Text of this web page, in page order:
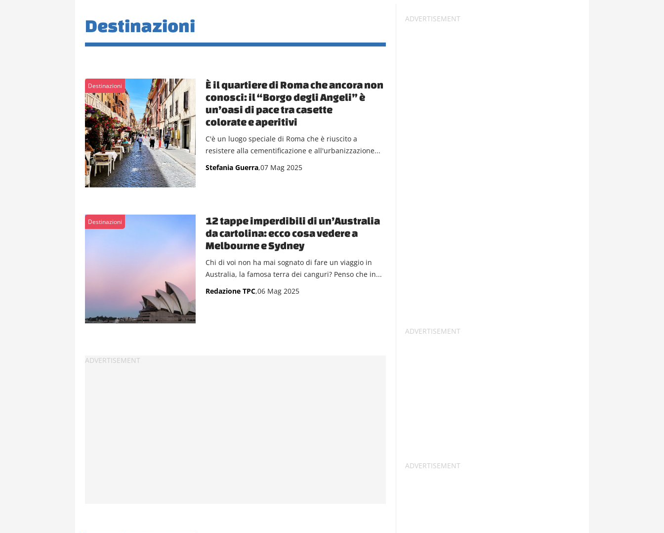
Destinazioni
Destinazioni
È il quartiere di Roma che ancora non
conosci: il “Borgo degli Angeli” è
un’oasi di pace tra casette
colorate e aperitivi
C'è un luogo speciale di Roma che è riuscito a
resistere alla cementificazione e all'urbanizzazione...
Stefania Guerra,07 Mag 2025
Destinazioni
12 tappe imperdibili di un’Australia
da cartolina: ecco cosa vedere a
Melbourne e Sydney
Chi di voi non ha mai sognato di fare un viaggio in
Australia, la famosa terra dei canguri? Penso che in...
Redazione TPC,06 Mag 2025